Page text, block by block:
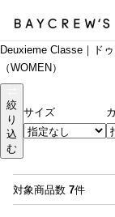
Deuxieme Classe｜ド
（WOMEN）
絞
り
込
む
サイズ
対象商品数 7件